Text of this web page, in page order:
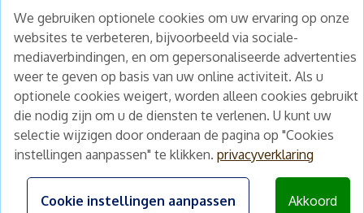
We gebruiken optionele cookies om uw ervaring op onze
websites te verbeteren, bijvoorbeeld via sociale-
mediaverbindingen, en om gepersonaliseerde advertenties
weer te geven op basis van uw online activiteit. Als u
optionele cookies weigert, worden alleen cookies gebruikt
die nodig zijn om u de diensten te verlenen. U kunt uw
selectie wijzigen door onderaan de pagina op "Cookies
instellingen aanpassen" te klikken. privacyverklaring
Cookie instellingen aanpassen Akkoord
Schrijf je nu in en ontvang wekelijks ons
nieuwe aanbod vastgoedbeleggingen.
Nieuwsbrief Abonneren
Home
Te koop
Nieuws
Schimmelstraat 5H
1053 TA Amsterdam
+31 (0) 30 225 31 12